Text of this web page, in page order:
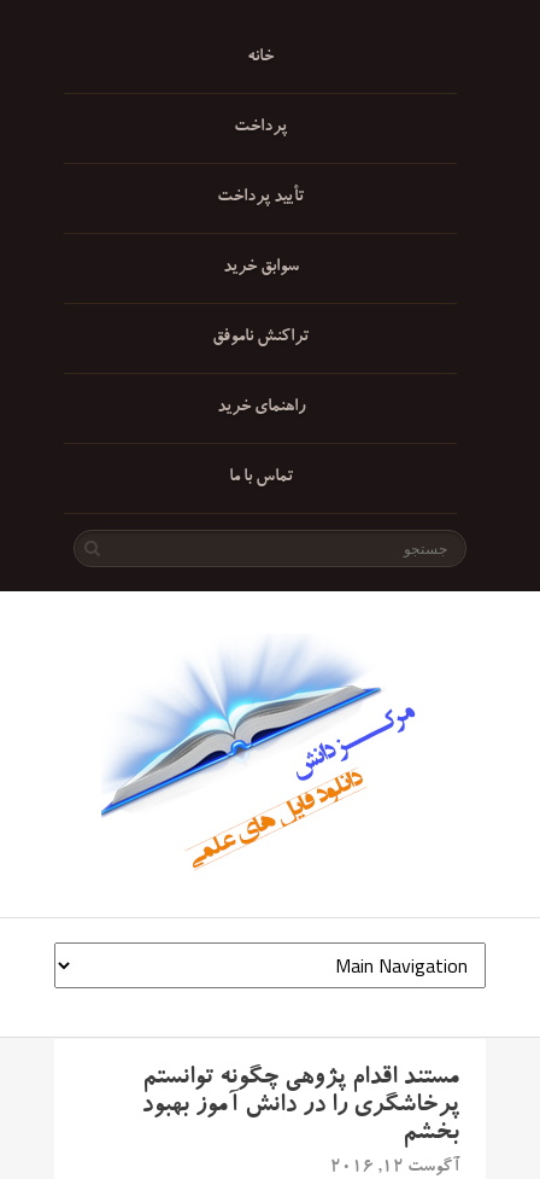
خانه
پرداخت
تأیید پرداخت
سوابق خرید
تراکنش ناموفق
راهنمای خرید
تماس با ما
مستند اقدام پژوهی چگونه توانستم
پرخاشگری را در دانش آموز بهبود
بخشم
آگوست 12, 2016